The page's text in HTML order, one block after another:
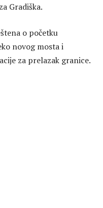
Gradiška.
o početku
novog mosta i
za prelazak granice.